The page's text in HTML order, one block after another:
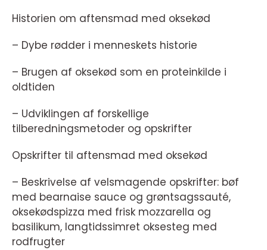
Historien om aftensmad med oksekød
– Dybe rødder i menneskets historie
– Brugen af oksekød som en proteinkilde i
oldtiden
– Udviklingen af forskellige
tilberedningsmetoder og opskrifter
Opskrifter til aftensmad med oksekød
– Beskrivelse af velsmagende opskrifter: bøf
med bearnaise sauce og grøntsagssauté,
oksekødspizza med frisk mozzarella og
basilikum, langtidssimret oksesteg med
rodfrugter